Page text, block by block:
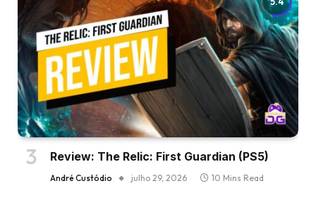
Review: The Relic: First Guardian (PS5)
André Custódio julho 29, 2026 10 Mins Read